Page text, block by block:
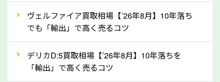
ってきます！
自動車税の還付金は、先に年払いしていた自動車税が
月割りで返還されるものです。ですから、自動車税の
還付金は早めに売却するほど多く還付されます。不要
ヴェルファイア買取相場【’26年8月】10年落ち
でも「輸出」で高く売るコツ
デリカD:5買取相場【’26年8月】10年落ちを
「輸出」で高く売るコツ